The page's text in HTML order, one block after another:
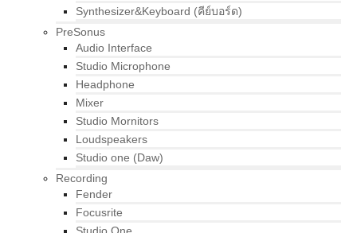
Synthesizer&Keyboard (คีย์บอร์ด)
PreSonus
Audio Interface
Studio Microphone
Headphone
Mixer
Studio Mornitors
Loudspeakers
Studio one (Daw)
Recording
Fender
Focusrite